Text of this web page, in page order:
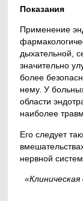
Показания
Применение
дыхательной,
значительно
более
нему. У
области
наиболее
Его следует
нервной